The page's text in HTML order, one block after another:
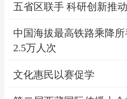
五省区联手 科研创新推
中国海拔最高铁路乘降
2.5万人次
文化惠民以赛促学